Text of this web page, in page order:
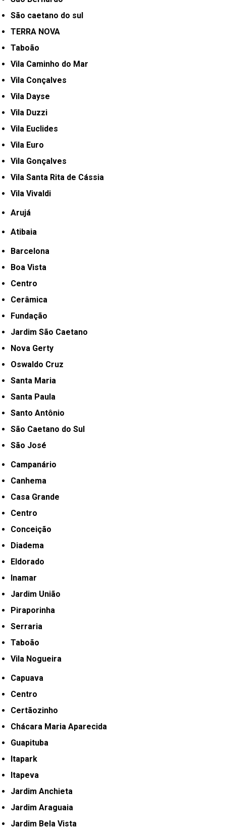
São caetano do sul
TERRA NOVA
Taboão
Vila Caminho do Mar
Vila Conçalves
Vila Dayse
Vila Duzzi
Vila Euclides
Vila Euro
Vila Gonçalves
Vila Santa Rita de Cássia
Vila Vivaldi
Arujá
Atibaia
Barcelona
Boa Vista
Centro
Cerâmica
Fundação
Jardim São Caetano
Nova Gerty
Oswaldo Cruz
Santa Maria
Santa Paula
Santo Antônio
São Caetano do Sul
São José
Campanário
Canhema
Casa Grande
Centro
Conceição
Diadema
Eldorado
Inamar
Jardim União
Piraporinha
Serraria
Taboão
Vila Nogueira
Capuava
Centro
Certãozinho
Chácara Maria Aparecida
Guapituba
Itapark
Itapeva
Jardim Anchieta
Jardim Araguaia
Jardim Bela Vista